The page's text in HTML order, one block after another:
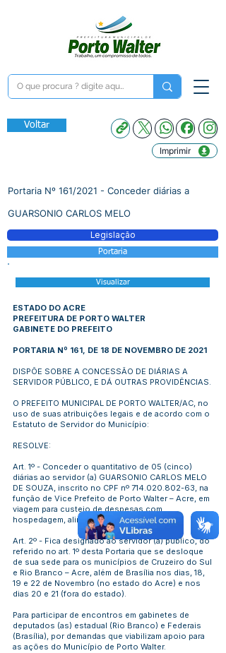
Voltar
Imprimir
Portaria Nº 161/2021 - Conceder diárias a
GUARSONIO CARLOS MELO
Legislação
Portaria
Visualizar
ESTADO DO ACRE
PREFEITURA DE PORTO WALTER
GABINETE DO PREFEITO
PORTARIA Nº 161, DE 18 DE NOVEMBRO DE 2021
DISPÕE SOBRE A CONCESSÃO DE DIÁRIAS A
SERVIDOR PÚBLICO, E DÁ OUTRAS PROVIDÊNCIAS.
O PREFEITO MUNICIPAL DE PORTO WALTER/AC, no
uso de suas atribuições legais e de acordo com o
Estatuto de Servidor do Município:
RESOLVE:
Art. 1º - Conceder o quantitativo de 05 (cinco)
diárias ao servidor (a) GUARSONIO CARLOS MELO
DE SOUZA, inscrito no CPF nº 714.020.802-63, na
função de Vice Prefeito de Porto Walter – Acre, em
viagem para custeio de despesas com
hospedagem, alimentação e locomoção.
Art. 2º - Fica designado ao servidor (a) público, do
referido no art. 1º desta Portaria que se desloque
de sua sede para os municípios de Cruzeiro do Sul
e Rio Branco – Acre, além de Brasília nos dias, 18,
19 e 22 de Novembro (no estado do Acre) e nos
dias 20 e 21 (fora do estado).
Para participar de encontros em gabinetes de
deputados (as) estadual (Rio Branco) e Federais
(Brasília), por demandas que viabilizam apoio para
as ações do Município de Porto Walter.